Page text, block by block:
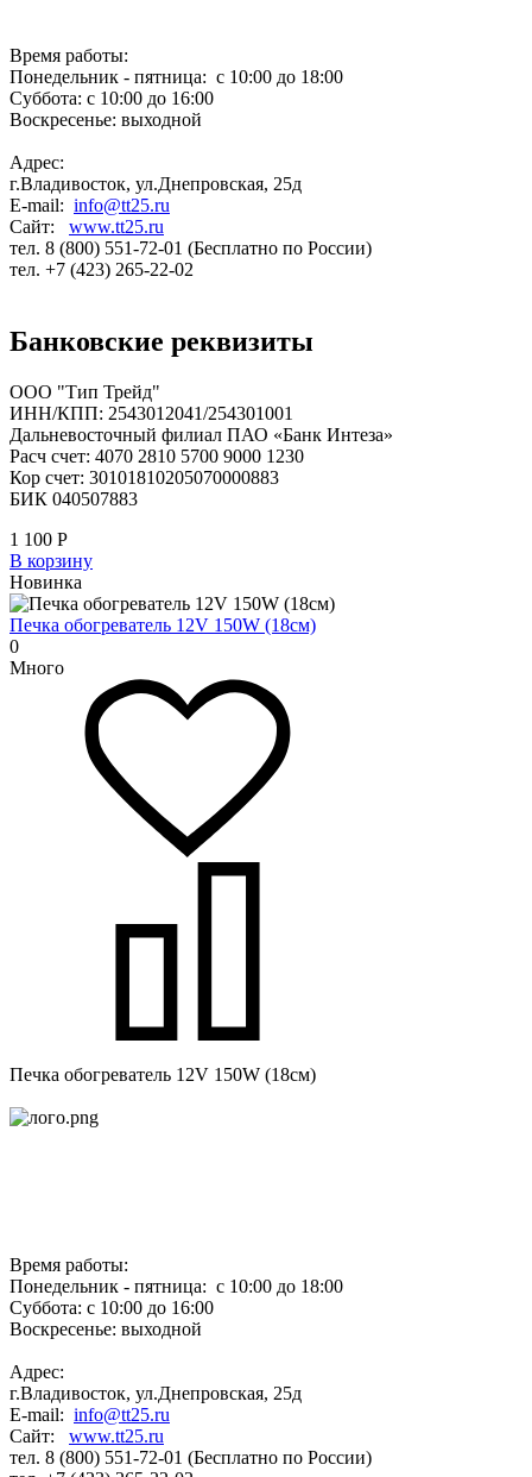
Время работы:
Понедельник - пятница: с 10:00 до 18:00
Суббота: с 10:00 до 16:00
Воскресенье: выходной
Адрес:
г.Владивосток, ул.Днепровская, 25д
E-mail: info@tt25.ru
Сайт: www.tt25.ru
тел. 8 (800) 551-72-01 (Бесплатно по России)
тел. +7 (423) 265-22-02
Банковские реквизиты
ООО "Тип Трейд"
ИНН/КПП: 2543012041/254301001
Дальневосточный филиал ПАО «Банк Интеза»
Расч счет: 4070 2810 5700 9000 1230
Кор счет: 30101810205070000883
БИК 040507883
1 100 Р
В корзину
Новинка
Печка обогреватель 12V 150W (18см)
0
Много
Печка обогреватель 12V 150W (18см)
Время работы:
Понедельник - пятница: с 10:00 до 18:00
Суббота: с 10:00 до 16:00
Воскресенье: выходной
Адрес:
г.Владивосток, ул.Днепровская, 25д
E-mail: info@tt25.ru
Сайт: www.tt25.ru
тел. 8 (800) 551-72-01 (Бесплатно по России)